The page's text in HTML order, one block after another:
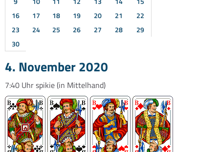
16
17 18 19 20 21
22
23
24 25 26 27 28
29
30
4. November 2020
7:40 Uhrspikie(in Mittelhand)